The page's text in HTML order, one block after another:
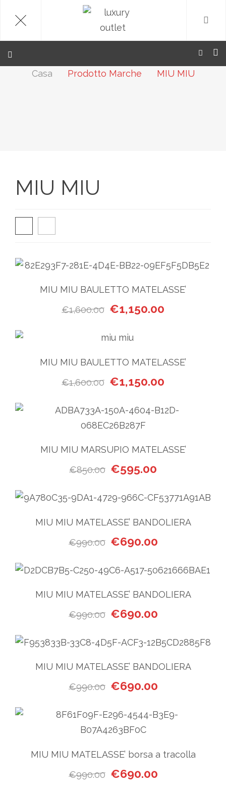
.
Casa Prodotto Marche MIU MIU
MIU MIU
MIU MIU BAULETTO MATELASSE’
€1,600.00 Il prezzo originale era:
€1,150.00
MIU MIU BAULETTO MATELASSE’
€1,600.00 Il prezzo originale era:
€1,150.00
MIU MIU MARSUPIO MATELASSE’
€850.00 Il prezzo originale era:
€595.00
MIU MIU MATELASSE’ BANDOLIERA
€990.00 Il prezzo originale era:
€690.00Il prezzo
MIU MIU MATELASSE’ BANDOLIERA
€990.00 Il prezzo originale era:
€690.00Il prezzo
MIU MIU MATELASSE’ BANDOLIERA
€990.00 Il prezzo originale era:
€690.00Il prezzo
MIU MIU MATELASSE’ borsa a tracolla
€990.00 Il prezzo originale era:
€690.00Il prezzo